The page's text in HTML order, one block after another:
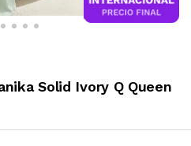
Solid Ivory Q Queen